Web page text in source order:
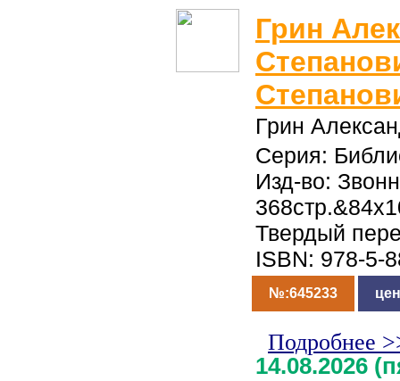
Грин
Грин
Серия:
Изд-во:
Твердый
ISBN: 978-5-
№:645233
Подробнее
14.08.2026